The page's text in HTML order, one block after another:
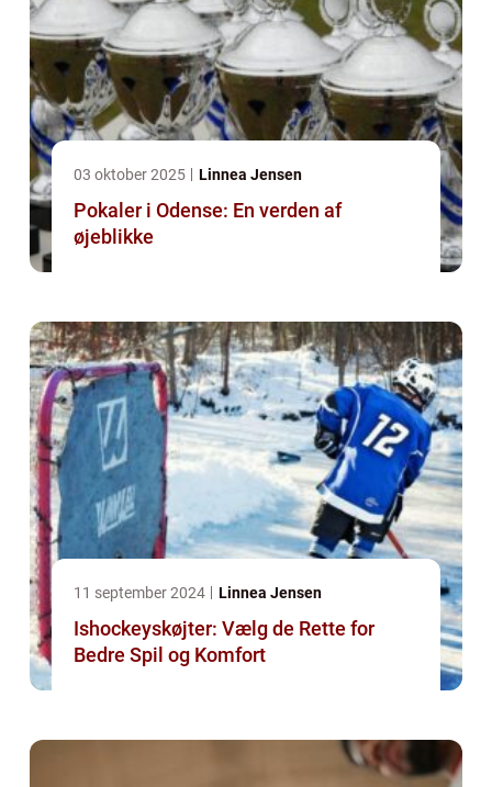
03 oktober 2025 Linnea Jensen
Pokaler i Odense: En verden af
øjeblikke
11 september 2024 Linnea Jensen
Ishockeyskøjter: Vælg de Rette for
Bedre Spil og Komfort